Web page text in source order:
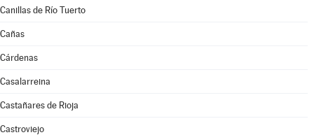
Canillas de Río Tuerto
Cañas
Cárdenas
Casalarreina
Castañares de Rioja
Castroviejo